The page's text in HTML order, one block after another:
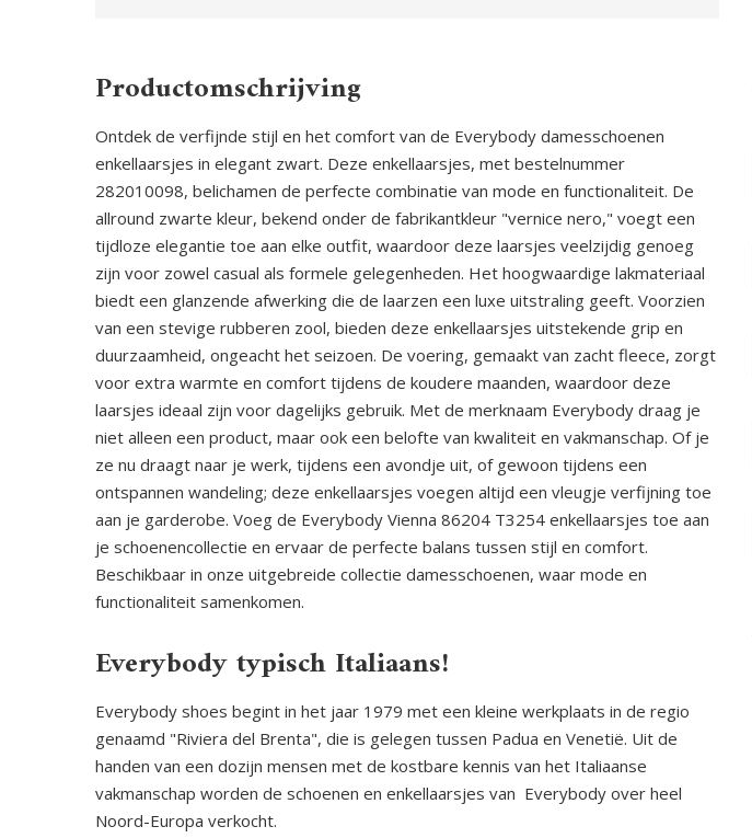
Productomschrijving
Ontdek de verfijnde stijl en het comfort van de Everybody damesschoenen
enkellaarsjes in elegant zwart. Deze enkellaarsjes, met bestelnummer
282010098, belichamen de perfecte combinatie van mode en functionaliteit. De
allround zwarte kleur, bekend onder de fabrikantkleur "vernice nero," voegt een
tijdloze elegantie toe aan elke outfit, waardoor deze laarsjes veelzijdig genoeg
zijn voor zowel casual als formele gelegenheden. Het hoogwaardige lakmateriaal
biedt een glanzende afwerking die de laarzen een luxe uitstraling geeft. Voorzien
van een stevige rubberen zool, bieden deze enkellaarsjes uitstekende grip en
duurzaamheid, ongeacht het seizoen. De voering, gemaakt van zacht fleece, zorgt
voor extra warmte en comfort tijdens de koudere maanden, waardoor deze
laarsjes ideaal zijn voor dagelijks gebruik. Met de merknaam Everybody draag je
niet alleen een product, maar ook een belofte van kwaliteit en vakmanschap. Of je
ze nu draagt naar je werk, tijdens een avondje uit, of gewoon tijdens een
ontspannen wandeling; deze enkellaarsjes voegen altijd een vleugje verfijning toe
aan je garderobe. Voeg de Everybody Vienna 86204 T3254 enkellaarsjes toe aan
je schoenencollectie en ervaar de perfecte balans tussen stijl en comfort.
Beschikbaar in onze uitgebreide collectie damesschoenen, waar mode en
functionaliteit samenkomen.
Everybody typisch Italiaans!
Everybody shoes begint in het jaar 1979 met een kleine werkplaats in de regio
genaamd "Riviera del Brenta", die is gelegen tussen Padua en Venetië. Uit de
handen van een dozijn mensen met de kostbare kennis van het Italiaanse
vakmanschap worden de schoenen en enkellaarsjes van Everybody over heel
Noord-Europa verkocht.